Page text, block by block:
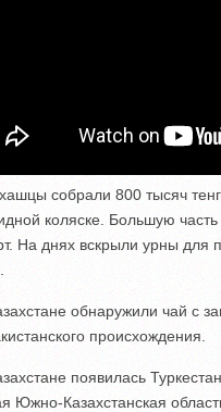
собрали 800 тысяч
коляске. Большую
На днях вскрыли урны для
обнаружили чай с
происхождения.
появилась
Южно-Казахстанская